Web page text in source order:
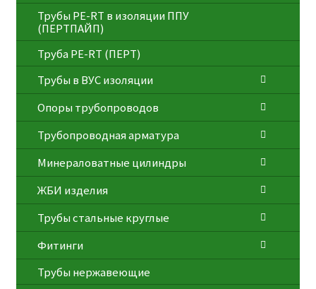
Трубы PE-RT в изоляции ППУ
(ПЕРТПАЙП)
⁠Трубa PE-RT (ПЕРТ)
Трубы в ВУС изоляции
Опоры трубопроводов
Трубопроводная арматура
Минераловатные цилиндры
ЖБИ изделия
Трубы стальные круглые
Фитинги
Трубы нержавеющие